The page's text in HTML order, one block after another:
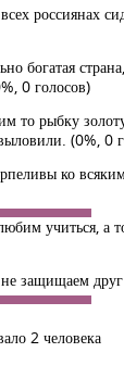
россиянах
богатая
0 голосов)
то рыбку
(0%, 0
ко
учиться, а
защищаем друг
2 человека